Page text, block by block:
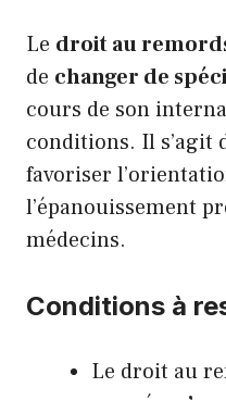
Le droit au
de changer de
cours de son
conditions. Il s’agit
favoriser
l’épanouissement
médecins.
Conditions à
Le droit au